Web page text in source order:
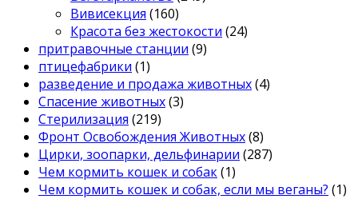
Вивисекция (160)
Красота без жестокости (24)
притравочные станции (9)
птицефабрики (1)
разведение и продажа животных(4)
Спасение животных(3)
Стерилизация (219)
Фронт Освобождения Животных(8)
Цирки, зоопарки, дельфинарии (287)
Чем кормить кошек и собак(1)
Чем кормить кошек и собак, если мы веганы? (1)